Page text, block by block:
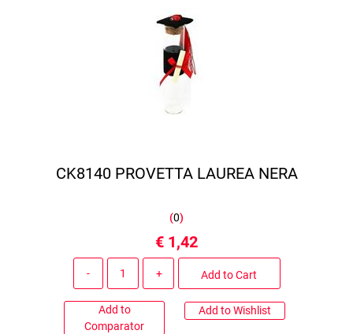
CK8140 PROVETTA LAUREA NERA
(0)
€ 1,42
Add to Cart
Add to
Comparator
Add to Wishlist